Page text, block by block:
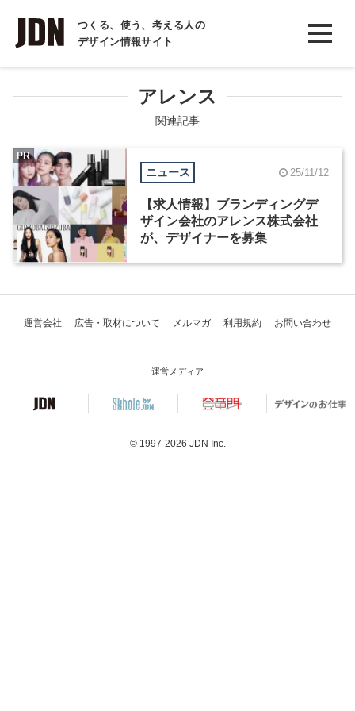
つくる、使う、考える人の
デザイン情報サイト
INTERVIEW
インタビュー
COLUMN
コラム
アレンス
関連記事
ニュース 25/11/12
【求人情報】ブランディングデ
ザイン会社のアレンス株式会社
が、デザイナーを募集
PR
運営会社 広告・取材について メルマガ 利用規約 お問い合わせ
運営メディア
© 1997-2026 JDN Inc.